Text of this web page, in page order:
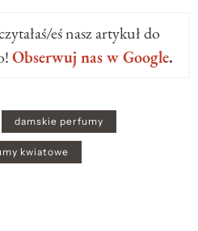
eś nasz artykuł do
Obserwuj nas w Google.
damskie perfumy
kwiatowe